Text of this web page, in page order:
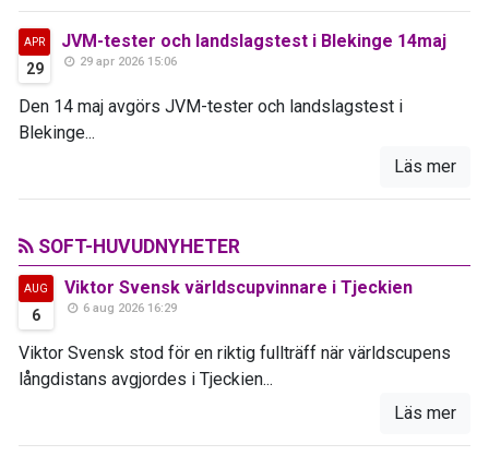
APR
29
JVM-tester och landslagstest i Blekinge 14maj
29 apr 2026 15:06
Den 14 maj avgörs JVM-tester och landslagstest i
Blekinge...
Läs mer
SOFT-HUVUDNYHETER
AUG
6
Viktor Svensk världscupvinnare i Tjeckien
6 aug 2026 16:29
Viktor Svensk stod för en riktig fullträff när världscupens
långdistans avgjordes i Tjeckien...
Läs mer